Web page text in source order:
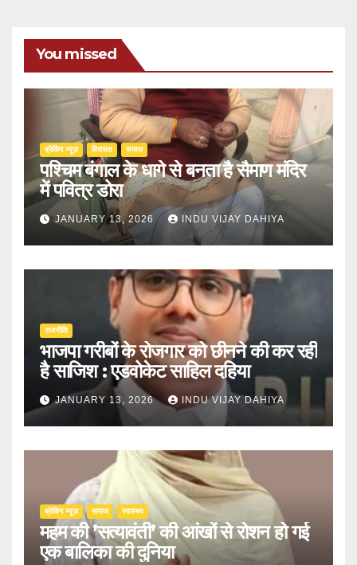
You missed
ब्रेकिंग न्यूज़ ‍‍विरासत समाज
पश्चिम बंगाल के धागे से बनता है सैमाण मंदिर
में पवित्र डोरा
JANUARY 13, 2026 INDU VIJAY DAHIYA
राजनीति
भाजपा गरीबों के रोजगार को छीनने की कर रही
है साजिश : एडवोकेट साहिल दहिया
JANUARY 13, 2026 INDU VIJAY DAHIYA
ब्रेकिंग न्यूज़ समाज स्वास्थ्य
महम की ’सत्यावंती’ की आंखों से रोशन हो गई
एक बालिका की दुनिया